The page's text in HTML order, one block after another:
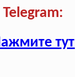
Telegram:
тут